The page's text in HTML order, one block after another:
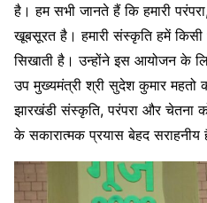
है। हम सभी जानते हैं कि हमारी
खूबसूरत है। हमारी संस्कृति हमें किसी
सिखाती है। उन्होंने इस आयोजन के
उप मुख्यमंत्री श्री सुदेश कुमार महतो
झारखंडी संस्कृति, परंपरा और
के सकारात्मक प्रयास बेहद सराहनीय